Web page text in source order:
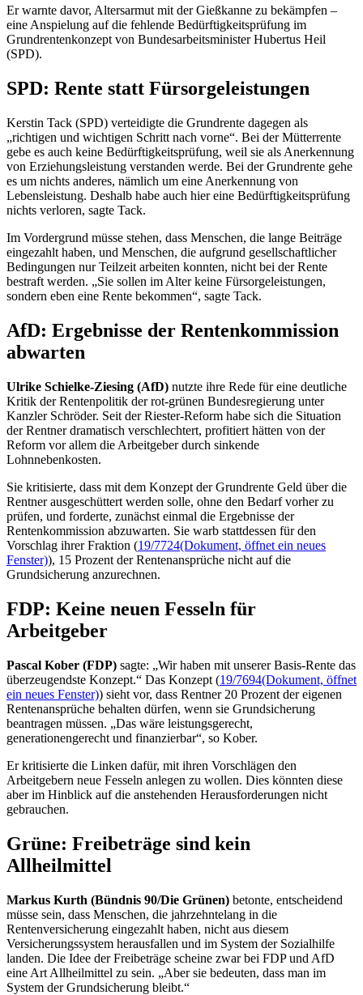
Er warnte davor, Altersarmut mit der Gießkanne zu bekämpfen –
eine Anspielung auf die fehlende Bedürftigkeitsprüfung im
Grundrentenkonzept von Bundesarbeitsminister Hubertus Heil
(SPD).
SPD: Rente statt Fürsorgeleistungen
Kerstin Tack (SPD) verteidigte die Grundrente dagegen als
„richtigen und wichtigen Schritt nach vorne“. Bei der Mütterrente
gebe es auch keine Bedürftigkeitsprüfung, weil sie als Anerkennung
von Erziehungsleistung verstanden werde. Bei der Grundrente gehe
es um nichts anderes, nämlich um eine Anerkennung von
Lebensleistung. Deshalb habe auch hier eine Bedürftigkeitsprüfung
nichts verloren, sagte Tack.
Im Vordergrund müsse stehen, dass Menschen, die lange Beiträge
eingezahlt haben, und Menschen, die aufgrund gesellschaftlicher
Bedingungen nur Teilzeit arbeiten konnten, nicht bei der Rente
bestraft werden. „Sie sollen im Alter keine Fürsorgeleistungen,
sondern eben eine Rente bekommen“, sagte Tack.
AfD: Ergebnisse der Rentenkommission
abwarten
Ulrike Schielke-Ziesing (AfD) nutzte ihre Rede für eine deutliche
Kritik der Rentenpolitik der rot-grünen Bundesregierung unter
Kanzler Schröder. Seit der Riester-Reform habe sich die Situation
der Rentner dramatisch verschlechtert, profitiert hätten von der
Reform vor allem die Arbeitgeber durch sinkende
Lohnnebenkosten.
Sie kritisierte, dass mit dem Konzept der Grundrente Geld über die
Rentner ausgeschüttert werden solle, ohne den Bedarf vorher zu
prüfen, und forderte, zunächst einmal die Ergebnisse der
Rentenkommission abzuwarten. Sie warb stattdessen für den
Vorschlag ihrer Fraktion (19/7724(Dokument, öffnet ein neues
Fenster)), 15 Prozent der Rentenansprüche nicht auf die
Grundsicherung anzurechnen.
FDP: Keine neuen Fesseln für
Arbeitgeber
Pascal Kober (FDP) sagte: „Wir haben mit unserer Basis-Rente das
überzeugendste Konzept.“ Das Konzept (19/7694(Dokument, öffnet
ein neues Fenster)) sieht vor, dass Rentner 20 Prozent der eigenen
Rentenansprüche behalten dürfen, wenn sie Grundsicherung
beantragen müssen. „Das wäre leistungsgerecht,
generationengerecht und finanzierbar“, so Kober.
Er kritisierte die Linken dafür, mit ihren Vorschlägen den
Arbeitgebern neue Fesseln anlegen zu wollen. Dies könnten diese
aber im Hinblick auf die anstehenden Herausforderungen nicht
gebrauchen.
Grüne: Freibeträge sind kein
Allheilmittel
Markus Kurth (Bündnis 90/Die Grünen) betonte, entscheidend
müsse sein, dass Menschen, die jahrzehntelang in die
Rentenversicherung eingezahlt haben, nicht aus diesem
Versicherungssystem herausfallen und im System der Sozialhilfe
landen. Die Idee der Freibeträge scheine zwar bei FDP und AfD
eine Art Allheilmittel zu sein. „Aber sie bedeuten, dass man im
System der Grundsicherung bleibt.“